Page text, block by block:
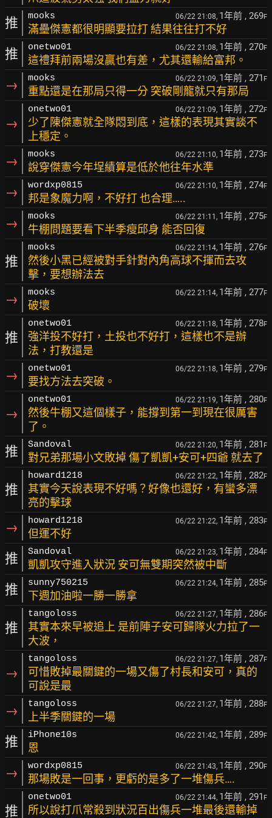
推 mooks 06/22 21:08, 1年前 , 269F
滿壘傑憲都很明顯要拉打 結果往往打不好
推 onetwo01 06/22 21:08, 1年前 , 270F
這禮拜前兩場沒贏也有差，尤其還輸給富邦。
→ mooks 06/22 21:09, 1年前 , 271 F
重點還是在那局只得一分 突破剛龍就只有那局
→
onetwo01 06/22 21:09, 1年前 , 272F
少了陳傑憲就全隊悶到底，這樣的表現其實談不
上穩定。
→ mooks 06/22 21:10, 1年前 , 273F
說穿傑憲今年埕績算是低於他往年水準
→ wordxp0815 06/22 21:10, 1年前 , 274F
邦是象魔力啊，不好打 也合理…..
→ mooks 06/22 21:11, 1年前 , 275F
牛棚問題要看下半季瘦邱身 能否回復
推
mooks 06/22 21:14, 1年前 , 276F
然後小黑已經被對手針對內角高球不揮而去攻
擊，要想辦法去
→ mooks 06/22 21:14, 1年前 , 277F
破壞
推
onetwo01 06/22 21:18, 1年前 , 278F
強洋投不好打，土投也不好打，這樣也不是辦
法，打教還是
→ onetwo01 06/22 21:18, 1年前 , 279F
要找方法去突破。
→
onetwo01 06/22 21:19, 1年前 , 280F
然後牛棚又這個樣子，能撐到第一到現在很厲害
了。
推 Sandoval 06/22 21:20, 1年前 , 281 F
對兄弟那場小文敗掉 傷了凱凱+安可+四爺 就去了
推
howard1218 06/22 21:22, 1年前 , 282F
其實今天說表現不好嗎？好像也還好，有蠻多漂
亮的擊球
→ howard1218 06/22 21:22, 1年前 , 283F
但運不好
推 Sandoval 06/22 21:23, 1年前 , 284F
凱凱攻守進入狀況 安可無雙期突然被中斷
推 sunny750215 06/22 21:24, 1年前 , 285F
下週加油啦一勝一勝拿
推
tangoloss 06/22 21:27, 1年前 , 286F
其實本來早被追上 是前陣子安可歸隊火力拉了一
大波，
→
tangoloss 06/22 21:27, 1年前 , 287F
可惜敗掉最關鍵的一場又傷了村長和安可，真的
可說是最
→ tangoloss 06/22 21:27, 1年前 , 288F
上半季關鍵的一場
推 iPhone10s 06/22 21:42, 1年前 , 289F
恩
→ wordxp0815 06/22 21:43, 1年前 , 290F
那場敗是一回事，更虧的是多了一堆傷兵….
推
onetwo01 06/22 21:44, 1年前 , 291 F
所以說打爪常殺到狀況百出傷兵一堆最後還輸掉